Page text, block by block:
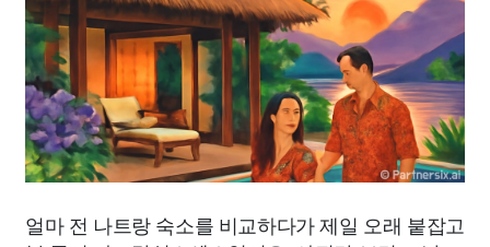
얼마 전 나트랑 숙소를 비교하다가 제일 오래 붙잡고